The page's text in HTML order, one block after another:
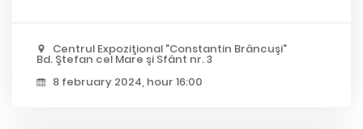
Centrul Expoziţional "Constantin Brâncuşi"
Bd. Ştefan cel Mare şi Sfânt nr. 3
8 february 2024, hour 16:00